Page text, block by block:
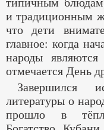
и традиционным
что дети
главное: когда
народы
отмечается День
Завершился
литературы о
прошло в